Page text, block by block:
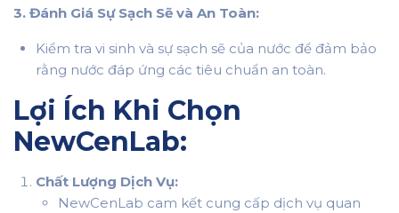
3. Đánh Giá Sự Sạch Sẽ và An Toàn:
Kiểm tra vi sinh và sự sạch sẽ của nước để đảm bảo
rằng nước đáp ứng các tiêu chuẩn an toàn.
Lợi Ích Khi Chọn
NewCenLab:
Chất Lượng Dịch Vụ:
NewCenLab cam kết cung cấp dịch vụ quan